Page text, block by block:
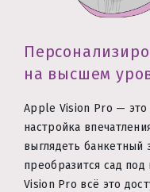
на высшем
Apple Vision Pro — это
настройка
выглядеть банкетный
преобразится сад
Vision Pro всё это